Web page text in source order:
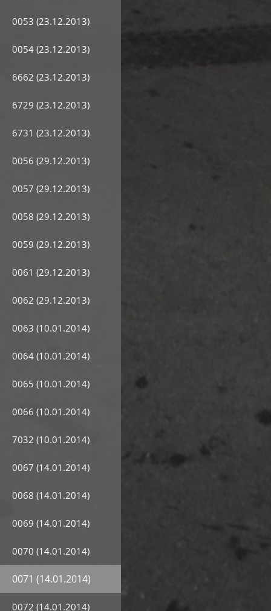
0053 (23.12.2013)
0054 (23.12.2013)
6662 (23.12.2013)
6729 (23.12.2013)
6731 (23.12.2013)
0056 (29.12.2013)
0057 (29.12.2013)
0058 (29.12.2013)
0059 (29.12.2013)
0061 (29.12.2013)
0062 (29.12.2013)
0063 (10.01.2014)
0064 (10.01.2014)
0065 (10.01.2014)
0066 (10.01.2014)
7032 (10.01.2014)
0067 (14.01.2014)
0068 (14.01.2014)
0069 (14.01.2014)
0070 (14.01.2014)
0071 (14.01.2014)
0072 (14.01.2014)